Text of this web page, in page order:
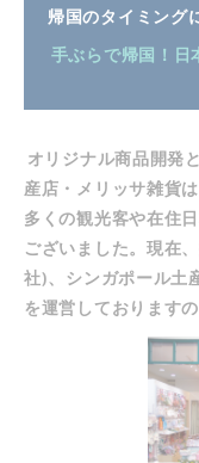
帰国のタイミング
手ぶらで帰国！日
オリジナル商品開発
産店・メリッサ雑貨
多くの観光客や在住
ございました。現在
社)、シンガポール土
を運営しております